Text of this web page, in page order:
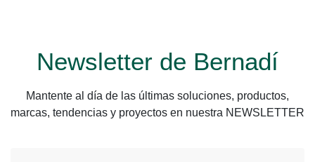
Newsletter de Bernadí
Mantente al día de las últimas soluciones, productos,
marcas, tendencias y proyectos en nuestra NEWSLETTER